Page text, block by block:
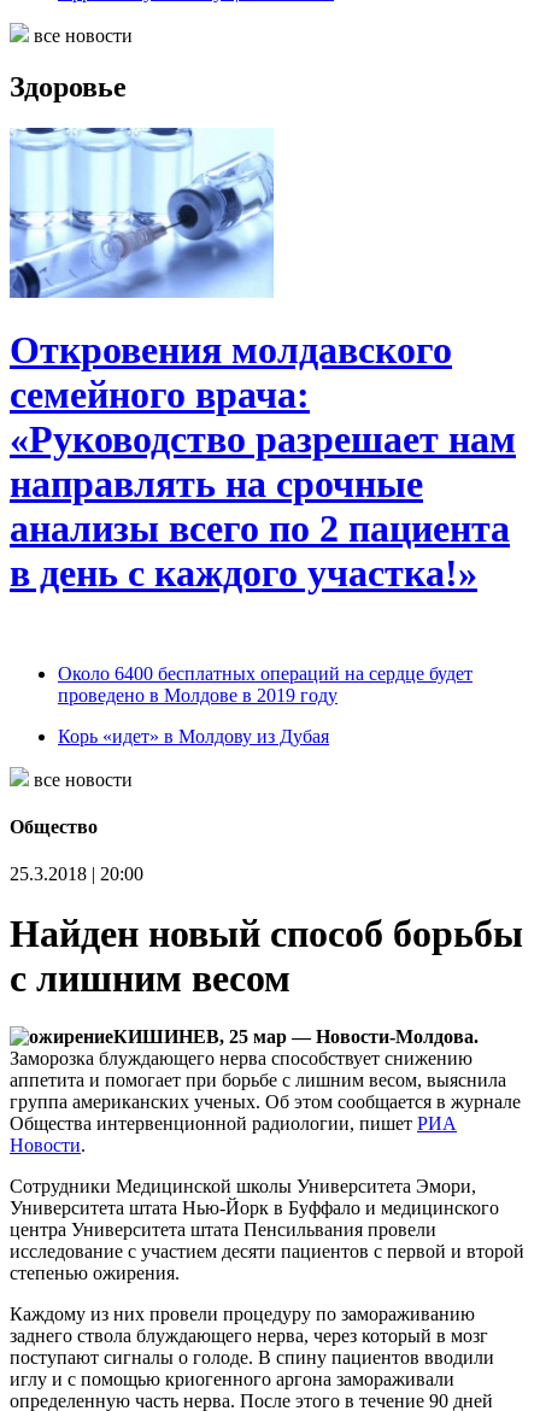
все новости
Здоровье
Откровения молдавского
семейного врача:
«Руководство разрешает нам
направлять на срочные
анализы всего по 2 пациента
в день с каждого участка!»
Около 6400 бесплатных операций на сердце будет
проведено в Молдове в 2019 году
Корь «идет» в Молдову из Дубая
все новости
Общество
25.3.2018 | 20:00
Найден новый способ борьбы
с лишним весом
КИШИНЕВ, 25 мар — Новости-Молдова.
Заморозка блуждающего нерва способствует снижению
аппетита и помогает при борьбе с лишним весом, выяснила
группа американских ученых. Об этом сообщается в журнале
Общества интервенционной радиологии, пишет РИА
Новости.
Сотрудники Медицинской школы Университета Эмори,
Университета штата Нью-Йорк в Буффало и медицинского
центра Университета штата Пенсильвания провели
исследование с участием десяти пациентов с первой и второй
степенью ожирения.
Каждому из них провели процедуру по замораживанию
заднего ствола блуждающего нерва, через который в мозг
поступают сигналы о голоде. В спину пациентов вводили
иглу и с помощью криогенного аргона замораживали
определенную часть нерва. После этого в течение 90 дней